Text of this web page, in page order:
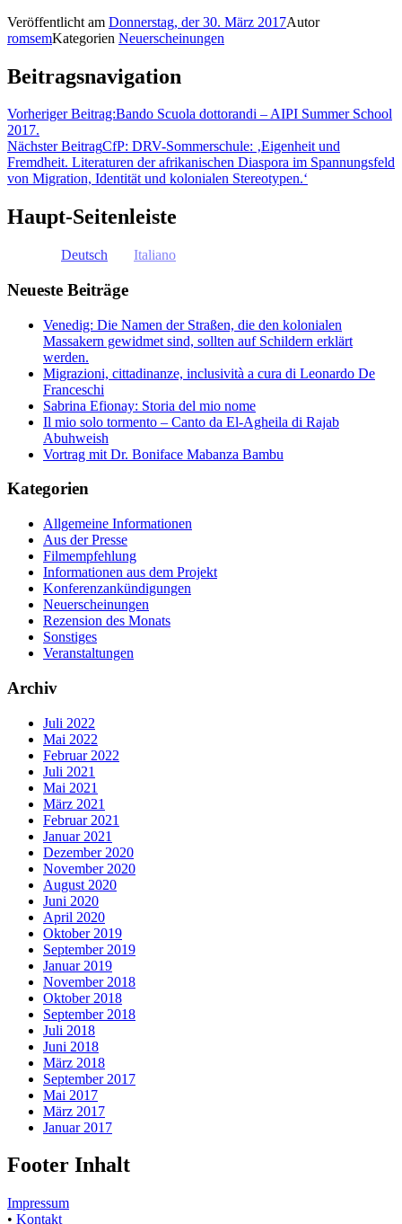
Veröffentlicht am Donnerstag, der 30. März 2017Autor
romsemKategorien Neuerscheinungen
Beitragsnavigation
Vorheriger Beitrag:Bando Scuola dottorandi – AIPI Summer School
2017.
Nächster BeitragCfP: DRV-Sommerschule: ‚Eigenheit und
Fremdheit. Literaturen der afrikanischen Diaspora im Spannungsfeld
von Migration, Identität und kolonialen Stereotypen.‘
Haupt-Seitenleiste
Deutsch Italiano
Neueste Beiträge
Venedig: Die Namen der Straßen, die den kolonialen
Massakern gewidmet sind, sollten auf Schildern erklärt
werden.
Migrazioni, cittadinanze, inclusività a cura di Leonardo De
Franceschi
Sabrina Efionay: Storia del mio nome
Il mio solo tormento – Canto da El-Agheila di Rajab
Abuhweish
Vortrag mit Dr. Boniface Mabanza Bambu
Kategorien
Allgemeine Informationen
Aus der Presse
Filmempfehlung
Informationen aus dem Projekt
Konferenzankündigungen
Neuerscheinungen
Rezension des Monats
Sonstiges
Veranstaltungen
Archiv
Juli 2022
Mai 2022
Februar 2022
Juli 2021
Mai 2021
März 2021
Februar 2021
Januar 2021
Dezember 2020
November 2020
August 2020
Juni 2020
April 2020
Oktober 2019
September 2019
Januar 2019
November 2018
Oktober 2018
September 2018
Juli 2018
Juni 2018
März 2018
September 2017
Mai 2017
März 2017
Januar 2017
Footer Inhalt
Impressum
• Kontakt